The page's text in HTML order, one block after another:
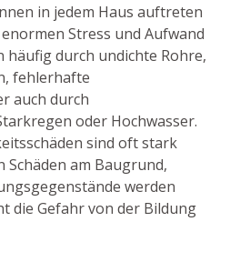
in jedem Haus auftreten
Stress und Aufwand
häufig durch undichte Rohre,
fehlerhafte
auch durch
oder Hochwasser.
sind oft stark
am Baugrund,
werden
die Gefahr von der Bildung